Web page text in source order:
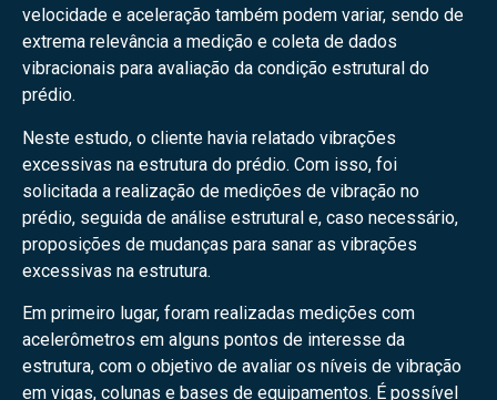
velocidade e aceleração também podem variar, sendo de
extrema relevância a medição e coleta de dados
vibracionais para avaliação da condição estrutural do
prédio.
Neste estudo, o cliente havia relatado vibrações
excessivas na estrutura do prédio. Com isso, foi
solicitada a realização de medições de vibração no
prédio, seguida de análise estrutural e, caso necessário,
proposições de mudanças para sanar as vibrações
excessivas na estrutura.
Em primeiro lugar, foram realizadas medições com
acelerômetros em alguns pontos de interesse da
estrutura, com o objetivo de avaliar os níveis de vibração
em vigas, colunas e bases de equipamentos. É possível